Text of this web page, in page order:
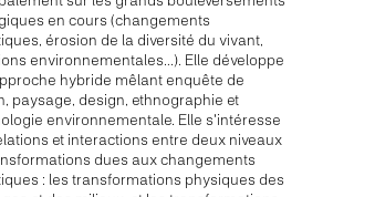
en cours (changements
érosion de la diversité du vivant,
environnementales…). Elle développe
hybride mêlant enquête de
paysage, design, ethnographie et
environnementale. Elle s'intéresse
et interactions entre deux niveaux
dues aux changements
: les transformations physiques des